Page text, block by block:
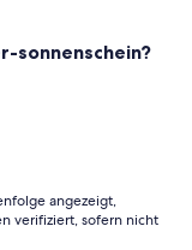
sonnenschein?
angezeigt,
verifiziert, sofern nicht